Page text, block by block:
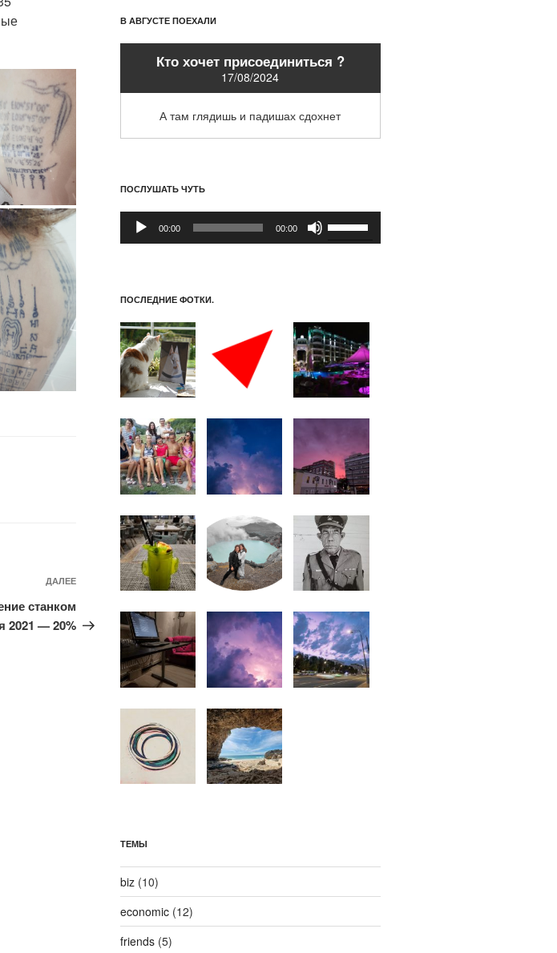
Следующая
ДАЛЕЕ
станком
2021 — 20%
В АВГУСТЕ ПОЕХАЛИ
Кто хочет присоединиться ?
17/08/2024
А там глядишь и падишах сдохнет
ПОСЛУШАТЬ ЧУТЬ
Аудиоплеер
00:00 00:00
или
уменьшить
громкость.
ПОСЛЕДНИЕ ФОТКИ.
ТЕМЫ
biz(10)
economic(12)
friends(5)